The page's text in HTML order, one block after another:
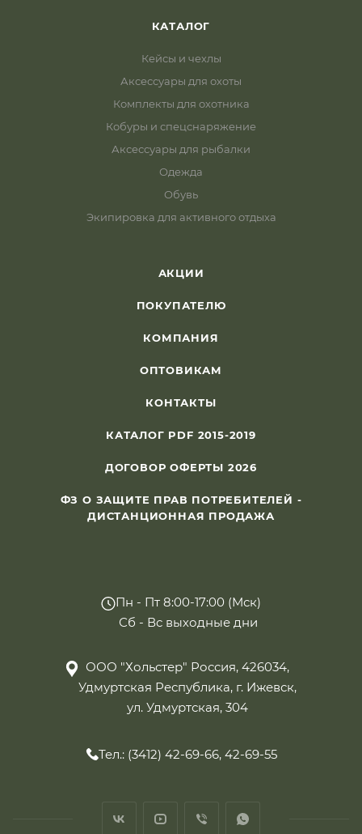
КАТАЛОГ
Кейсы и чехлы
Аксессуары для охоты
Комплекты для охотника
Кобуры и спецснаряжение
Аксессуары для рыбалки
Одежда
Обувь
Экипировка для активного отдыха
АКЦИИ
ПОКУПАТЕЛЮ
КОМПАНИЯ
ОПТОВИКАМ
КОНТАКТЫ
КАТАЛОГ PDF 2015-2019
ДОГОВОР ОФЕРТЫ 2026
ФЗ О ЗАЩИТЕ ПРАВ ПОТРЕБИТЕЛЕЙ -
ДИСТАНЦИОННАЯ ПРОДАЖА
Пн - Пт 8:00-17:00 (Мск)
Сб - Вс выходные дни
ООО "Хольстер" Россия, 426034,
Удмуртская Республика, г. Ижевск,
ул. Удмуртская, 304
Тел.: (3412) 42-69-66, 42-69-55